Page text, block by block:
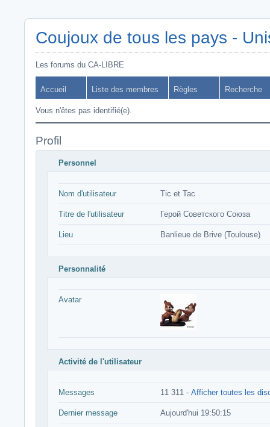
Coujoux de tous les pays -
Les forums du CA-LIBRE
Accueil Liste des membres Règles Recherche
Vous n'êtes pas identifié(e).
Profil
Personnel
Nom d'utilisateur Tic et Tac
Titre de l'utilisateur Герой Советского Союза
Lieu Banlieue de Brive (Toulouse)
Personnalité
Avatar
Activité de l'utilisateur
Messages 11 311 - Afficher toutes les
Dernier message Aujourd'hui 19:50:15